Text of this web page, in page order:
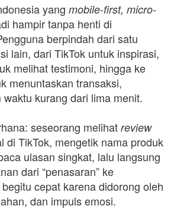
yang mobile-first, micro-
hampir tanpa henti di
berpindah dari satu
lain, dari TikTok untuk inspirasi,
menuntaskan transaksi,
kurang dari lima menit.
seseorang melihat
review
di TikTok, mengetik nama produk
dari “penasaran” ke
begitu cepat karena didorong oleh
dan impuls emosi.